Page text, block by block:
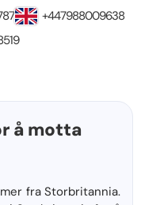
+447988009638
å motta
fra Storbritannia.